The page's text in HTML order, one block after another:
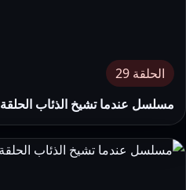
الحلقة 29
مسلسل عندما تشيخ الذئاب الحلقة 29 HD